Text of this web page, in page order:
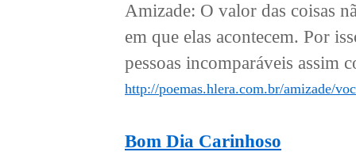
Amizade: O valor das coisas
em que elas acontecem. Por
pessoas incomparáveis assim
http://poemas.hlera.com.br/amizade/
Bom Dia Carinhoso